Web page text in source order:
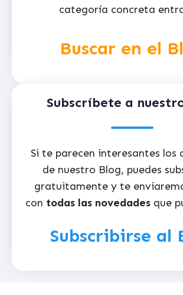
categoría concreta
Buscar en el
Subscríbete a
Si te parecen interesantes los
de nuestro Blog, puedes
gratuitamente y te
con todas las novedadesque
Subscribirse al